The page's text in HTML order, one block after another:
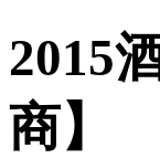
2015
商】